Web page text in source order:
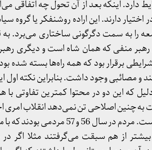
دارد. اینکه بعد از آن تحول چه اتفاقی
اختیار دارند. این اراده روشنفکر یا
را به سمت دگرگونی ساختاری می‌برد.
یکی رهبر منفی که همان شاه است و
برقرار بود که همه راه‌ها بسته شده
و مصائبی وجود داشت. بنابراین نکته
که این دو در محتوا کمترین تفاوتی
چنین اصلاحی تن نمی‌دهد انقلاب امری
نکته دوم درباره مفهوم مردم است.
بیشتر از هم سبقت می‌گرفتند مثلا